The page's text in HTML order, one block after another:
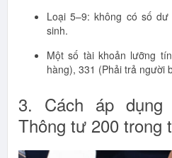
Loại 5–9: không có số
sinh.
Một số tài khoản lưỡng
hàng), 331 (Phải trả người
3. Cách áp dụng
Thông tư 200 trong